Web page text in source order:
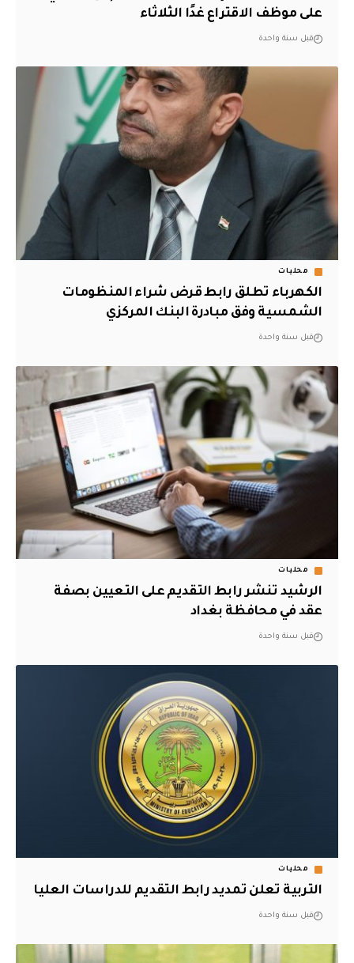
على موظف الاقتراع غدًا الثلاثاء
قبل سنة واحدة
محليات
الكهرباء تطلق رابط قرض شراء المنظومات
الشمسية ‏وفق مبادرة البنك المركزي
قبل سنة واحدة
محليات
الرشيد تنشر رابط التقديم على التعيين بصفة
عقد في محافظة بغداد
قبل سنة واحدة
محليات
التربية تعلن تمديد رابط التقديم للدراسات العليا
قبل سنة واحدة